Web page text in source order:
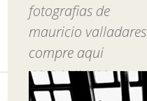
fotografias de
mauricio valladares
compre aqui